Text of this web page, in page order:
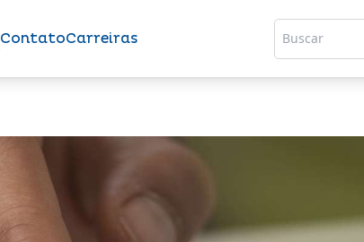
ContatoCarreiras